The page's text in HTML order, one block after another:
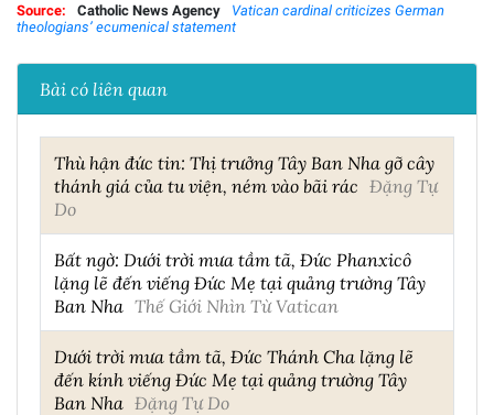
Source: Catholic News Agency
Vatican cardinal criticizes German
theologians’ ecumenical statement
Bài có liên quan
Thù hận đức tin: Thị trưởng Tây Ban Nha gỡ cây
thánh giá của tu viện, ném vào bãi rác Đặng Tự
Do
Bất ngờ: Dưới trời mưa tầm tã, Đức Phanxicô
lặng lẽ đến viếng Đức Mẹ tại quảng trường Tây
Ban Nha Thế Giới Nhìn Từ Vatican
Dưới trời mưa tầm tã, Đức Thánh Cha lặng lẽ
đến kính viếng Đức Mẹ tại quảng trường Tây
Ban Nha Đặng Tự Do